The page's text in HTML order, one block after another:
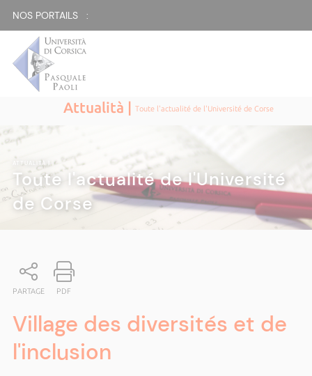
NOS PORTAILS :
Attualità |Toute l'actualité de l'Université de Corse
ATTUALITÀ|
Toute l'actualité de l'Université
de Corse
PARTAGE PDF
Village des diversités et de
l'inclusion